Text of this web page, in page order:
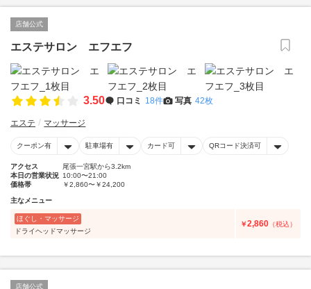
店舗公式
エステサロン エフエフ
3.50 口コミ 18件 写真 42枚
エステ マッサージ
クーポン有 駐車場有 カード可 QRコード決済可
アクセス
尾張一宮駅から3.2km
本日の営業状況 10:00〜21:00
価格帯
￥2,860〜￥24,200
主なメニュー
ほぐし・マッサージ
ドライヘッドマッサージ
￥2,860 （税込）
店舗公式